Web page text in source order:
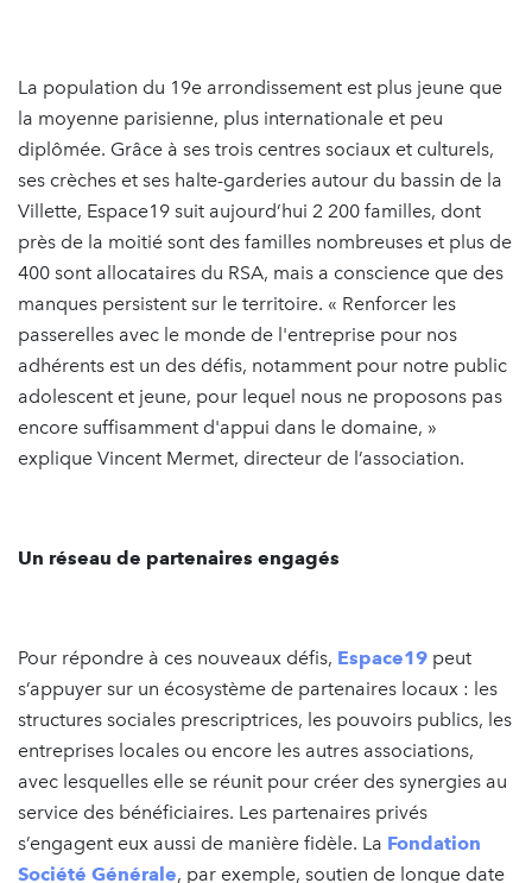
La population du 19e arrondissement est plus jeune que
la moyenne parisienne, plus internationale et peu
diplômée. Grâce à ses trois centres sociaux et culturels,
ses crèches et ses halte-garderies autour du bassin de la
Villette, Espace19 suit aujourd’hui 2 200 familles, dont
près de la moitié sont des familles nombreuses et plus de
400 sont allocataires du RSA, mais a conscience que des
manques persistent sur le territoire. « Renforcer les
passerelles avec le monde de l'entreprise pour nos
adhérents est un des défis, notamment pour notre public
adolescent et jeune, pour lequel nous ne proposons pas
encore suffisamment d'appui dans le domaine, »
explique Vincent Mermet, directeur de l’association.
Un réseau de partenaires engagés
Pour répondre à ces nouveaux défis, Espace19 peut
s’appuyer sur un écosystème de partenaires locaux : les
structures sociales prescriptrices, les pouvoirs publics, les
entreprises locales ou encore les autres associations,
avec lesquelles elle se réunit pour créer des synergies au
service des bénéficiaires. Les partenaires privés
s’engagent eux aussi de manière fidèle. La Fondation
Société Générale, par exemple, soutien de longue date